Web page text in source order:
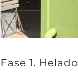
Fase 1. Helado